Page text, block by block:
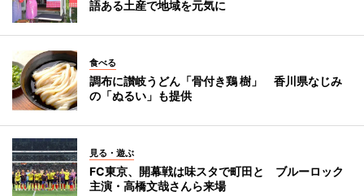
語ある土産で地域を元気に
食べる
調布に讃岐うどん「骨付き鶏 樹」 香川県なじみ
の「ぬるい」も提供
見る・遊ぶ
FC東京、開幕戦は味スタで町田と ブルーロック
主演・高橋文哉さんら来場